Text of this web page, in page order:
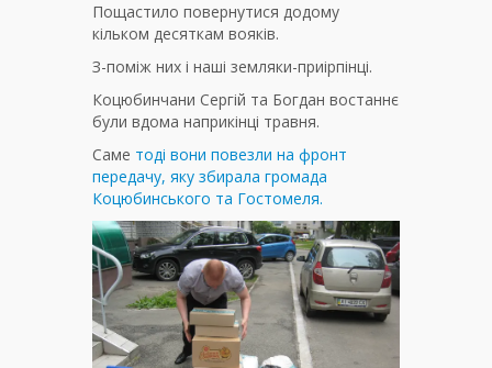
Пощастило повернутися додому
кільком десяткам вояків.
З-поміж них і наші земляки-приірпінці.
Коцюбинчани Сергій та Богдан востаннє
були вдома наприкінці травня.
Саме тоді вони повезли на фронт
передачу, яку збирала громада
Коцюбинського та Гостомеля.